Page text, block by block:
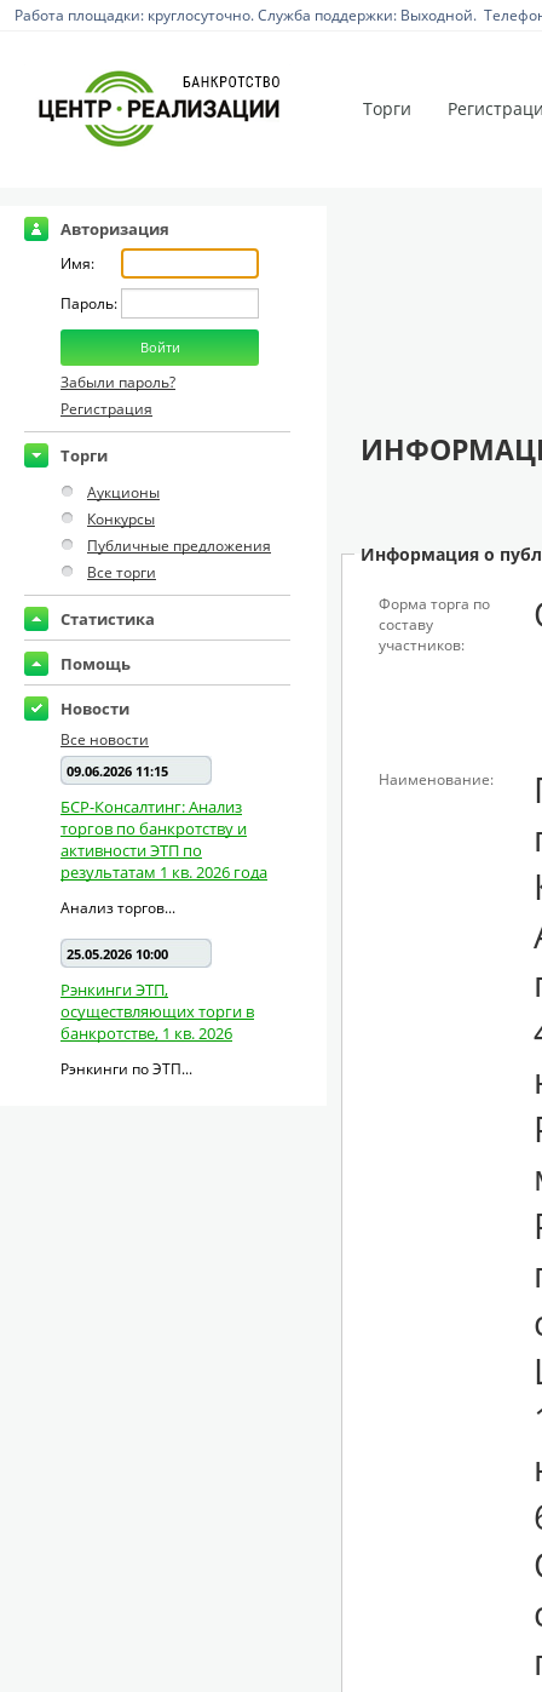
Работа площадки: круглосуточно. Служба поддержки: Выходной.
Торги
Авторизация
Имя:
Пароль:
Забыли пароль?
Регистрация
Торги
Аукционы
Конкурсы
Публичные предложения
Все торги
Статистика
Помощь
Новости
Все новости
09.06.2026 11:15
БСР-Консалтинг: Анализ
торгов по банкротству и
активности ЭТП по
результатам 1 кв. 2026 года
Анализ торгов...
25.05.2026 10:00
Рэнкинги ЭТП,
осуществляющих торги в
банкротстве, 1 кв. 2026
Рэнкинги по ЭТП...
Информация о
Форма торга по
составу
участников:
Наименование: